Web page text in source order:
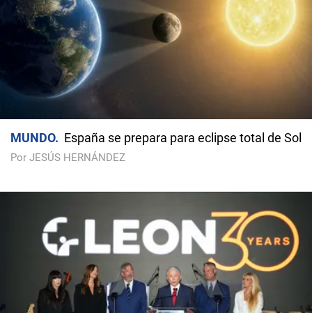
MUNDO España se prepara para eclipse total de Sol
Por JESÚS HERNÁNDEZ